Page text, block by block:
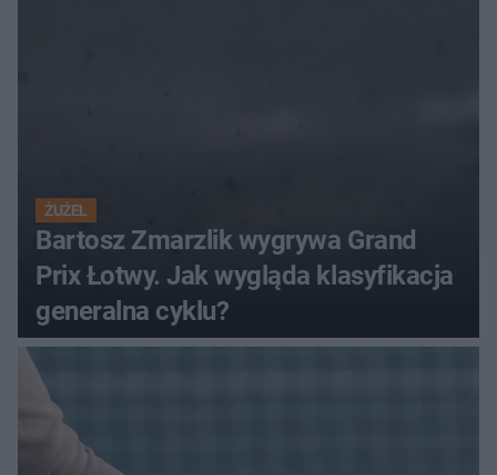
ŻUŻEL
Bartosz Zmarzlik wygrywa Grand
Prix Łotwy. Jak wygląda klasyfikacja
generalna cyklu?